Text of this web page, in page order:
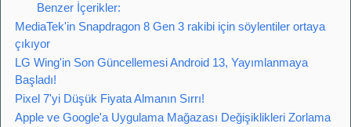
Benzer İçerikler:
MediaTek'in Snapdragon 8 Gen 3 rakibi için söylentiler ortaya
çıkıyor
LG Wing'in Son Güncellemesi Android 13, Yayımlanmaya
Başladı!
Pixel 7'yi Düşük Fiyata Almanın Sırrı!
Apple ve Google'a Uygulama Mağazası Değişiklikleri Zorlama